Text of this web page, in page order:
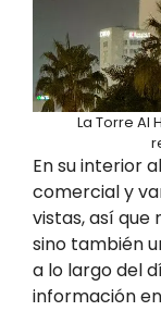
La Torre Al
En su interior
comercial y
vistas, así que
sino también
a lo largo del
información en